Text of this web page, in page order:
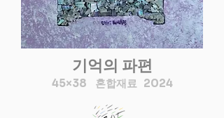
기억의 파편
45×38 혼합재료 2024